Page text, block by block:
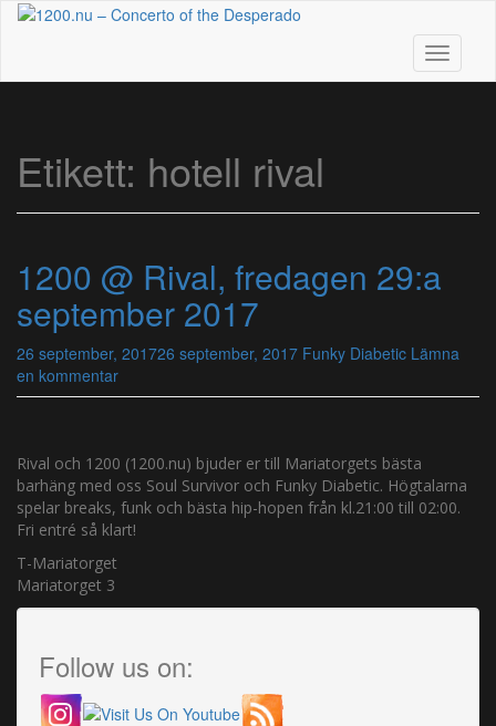
Skip
content
Toggle
Etikett: hotell rival
1200 @ Rival, fredagen 29:a
september 2017
26 september, 201726 september, 2017 Funky Diabetic Lämna
en kommentar
Rival och 1200 (1200.nu) bjuder er till Mariatorgets bästa
barhäng med oss Soul Survivor och Funky Diabetic. Högtalarna
spelar breaks, funk och bästa hip-hopen från kl.21:00 till 02:00.
Fri entré så klart!
T-Mariatorget
Mariatorget 3
Follow us on: